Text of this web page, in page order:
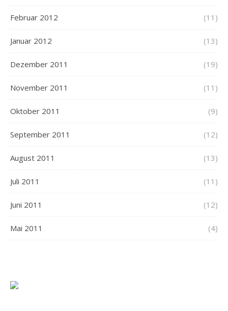
Februar 2012 (11)
Januar 2012 (13)
Dezember 2011 (19)
November 2011 (11)
Oktober 2011 (9)
September 2011 (12)
August 2011 (13)
Juli 2011 (11)
Juni 2011 (12)
Mai 2011 (4)